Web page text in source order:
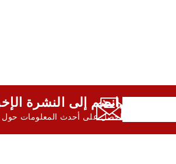
انضم إلى النشرة الإخبارية لدينا,
احصل على أحدث المعلومات حول